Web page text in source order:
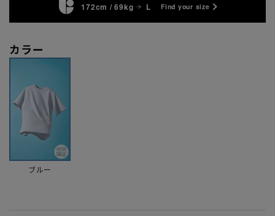
172cm / 69kg L Find your size
カラー
ブルー